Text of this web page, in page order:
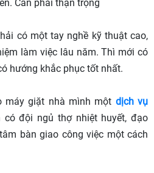
Cần phải thận trọng
có một tay nghề kỹ thuật cao,
làm việc lâu năm. Thì mới có
hướng khắc phục tốt nhất.
máy giặt nhà mình một dịch vụ
đội ngủ thợ nhiệt huyết, đạo
bàn giao công việc một cách